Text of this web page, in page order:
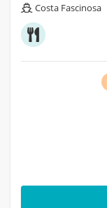
Costa Fascinosa